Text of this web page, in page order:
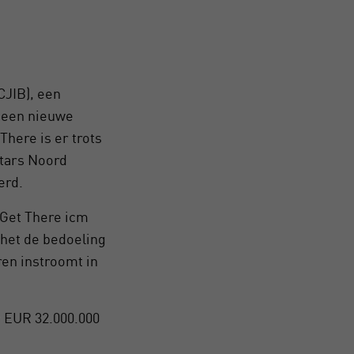
een
nieuwe
is er trots
Noord
There icm
de bedoeling
instroomt in
32.000.000